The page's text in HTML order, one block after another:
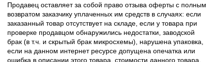
Продавец оставляет за собой право отзыва оферты с полным
возвратом заказчику уплаченных им средств в случаях: если
заказанный товар отсутствует на складе, если у товара при
проверке продавцом обнаружились недостатки, заводской
брак (в т.ч. и скрытый брак микросхемы), нарушена упаковка,
если на данном интернет ресурсе допущена опечатка или
ошибка в описании этого товара, стоимости данного товара,